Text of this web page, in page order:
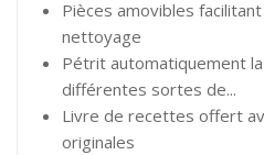
Pièces amovibles
nettoyage
Pétrit automatiquement
différentes sortes de...
Livre de recettes offert
originales